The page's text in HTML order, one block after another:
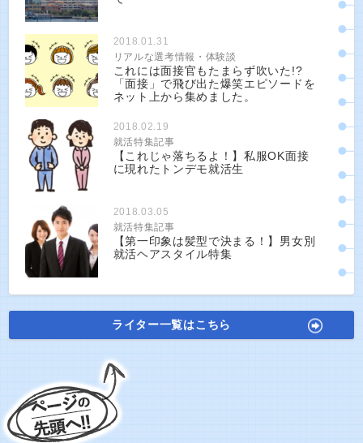
2018.01.31
リアルな選考情報・体験談
これには面接官もたまらず吹いた!?
「面接」で飛び出た爆笑エピソードを
ネット上から集めました。
2018.02.19
就活特集記事
【これじゃ落ちるよ！】私服OK面接
に現れたトンデモ就活生
2018.03.05
就活特集記事
【第一印象は髪型で決まる！】男女別
就活ヘアスタイル特集
ライター一覧はこちら